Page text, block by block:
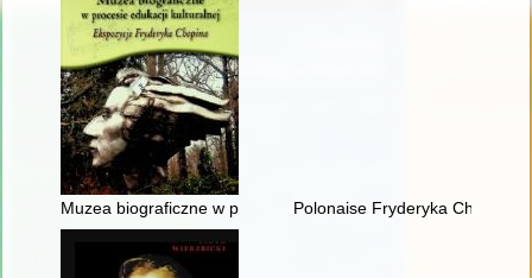
Muzea biograficzne w procesie edukacji kulturalnej.
Polonaise Fryderyka Chopina.